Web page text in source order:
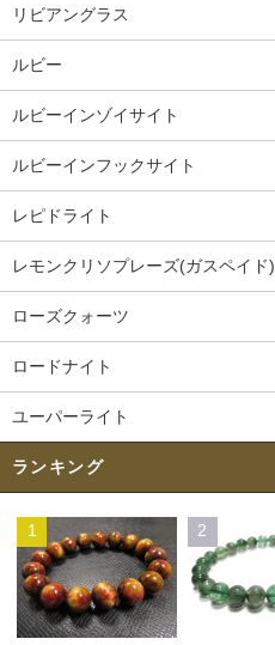
リビアングラス
ルビー
ルビーインゾイサイト
ルビーインフックサイト
レピドライト
レモンクリソプレーズ(ガスペイド)
ローズクォーツ
ロードナイト
ユーパーライト
ランキング
1 2